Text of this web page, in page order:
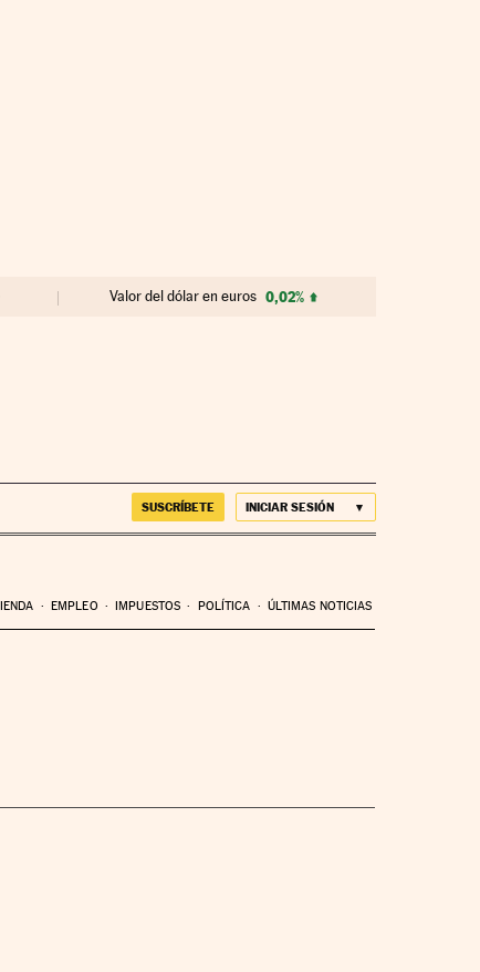
Valor del dólar en euros 0,02%
SUSCRÍBETE INICIAR SESIÓN
EMPLEO IMPUESTOS POLÍTICA ÚLTIMAS NOTICIAS